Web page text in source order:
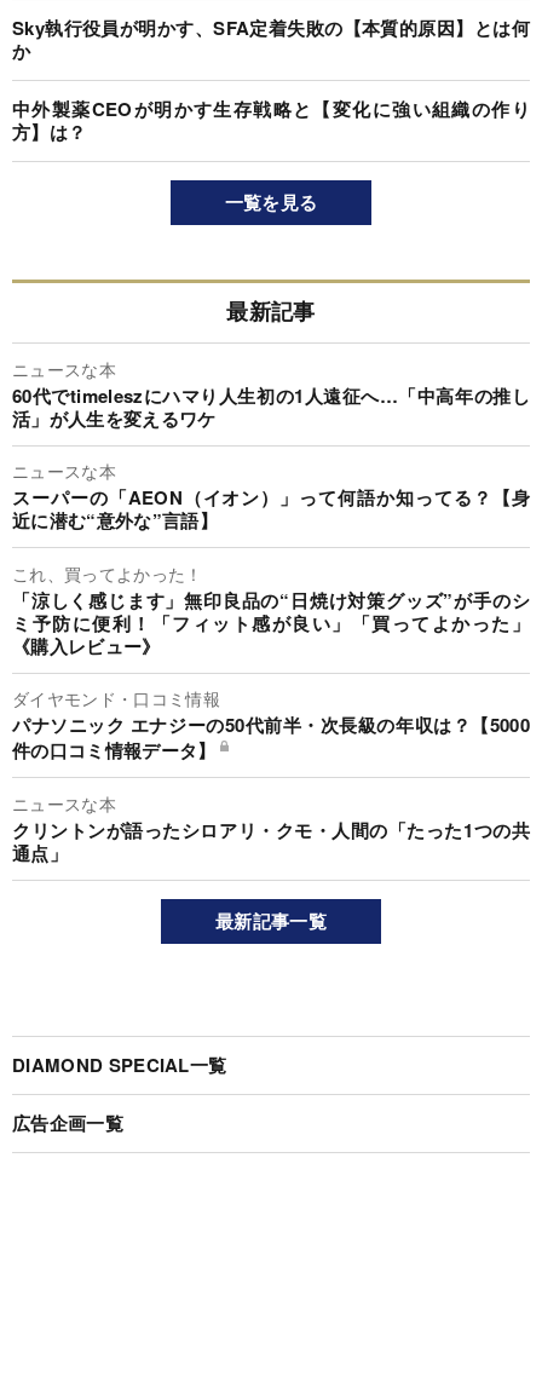
Sky執行役員が明かす、SFA定着失敗の【本質的原因】とは何
か
中外製薬CEOが明かす生存戦略と【変化に強い組織の作り
方】は？
一覧を見る
最新記事
ニュースな本
60代でtimeleszにハマり人生初の1人遠征へ…「中高年の推し
活」が人生を変えるワケ
ニュースな本
スーパーの「AEON（イオン）」って何語か知ってる？【身
近に潜む“意外な”言語】
これ、買ってよかった！
「涼しく感じます」無印良品の“日焼け対策グッズ”が手のシ
ミ予防に便利！「フィット感が良い」「買ってよかった」
《購入レビュー》
ダイヤモンド・口コミ情報
パナソニック エナジーの50代前半・次長級の年収は？【5000
件の口コミ情報データ】
ニュースな本
クリントンが語ったシロアリ・クモ・人間の「たった1つの共
通点」
最新記事一覧
DIAMOND SPECIAL一覧
広告企画一覧